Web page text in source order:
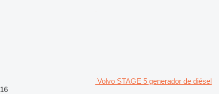
Volvo STAGE 5 generador de diésel
16